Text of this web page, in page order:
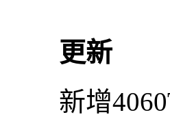
更新
新增